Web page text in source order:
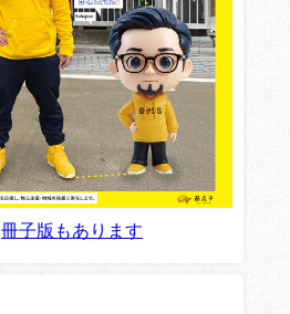
冊子版もあります